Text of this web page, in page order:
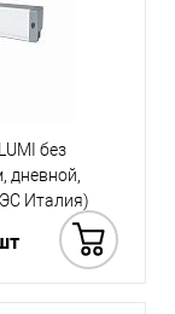
без
дневной,
Италия)